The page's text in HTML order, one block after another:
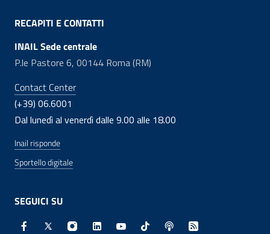
RECAPITI E CONTATTI
INAIL Sede centrale
P.le Pastore 6, 00144 Roma (RM)
Contact Center
(+39) 06.6001
Dal lunedì al venerdì dalle 9.00 alle 18.00
Inail risponde
Sportello digitale
SEGUICI SU